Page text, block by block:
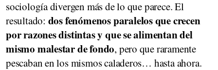
sociología divergen más de lo que parece. El
resultado: dos fenómenos paralelos que crecen
por razones distintas y que se alimentan del
mismo malestar de fondo, pero que raramente
pescaban en los mismos caladeros… hasta ahora.